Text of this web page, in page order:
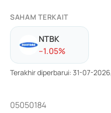
SAHAM TERKAIT
NTBK
--1.05%
Terakhir diperbarui: 31-07-
05050184